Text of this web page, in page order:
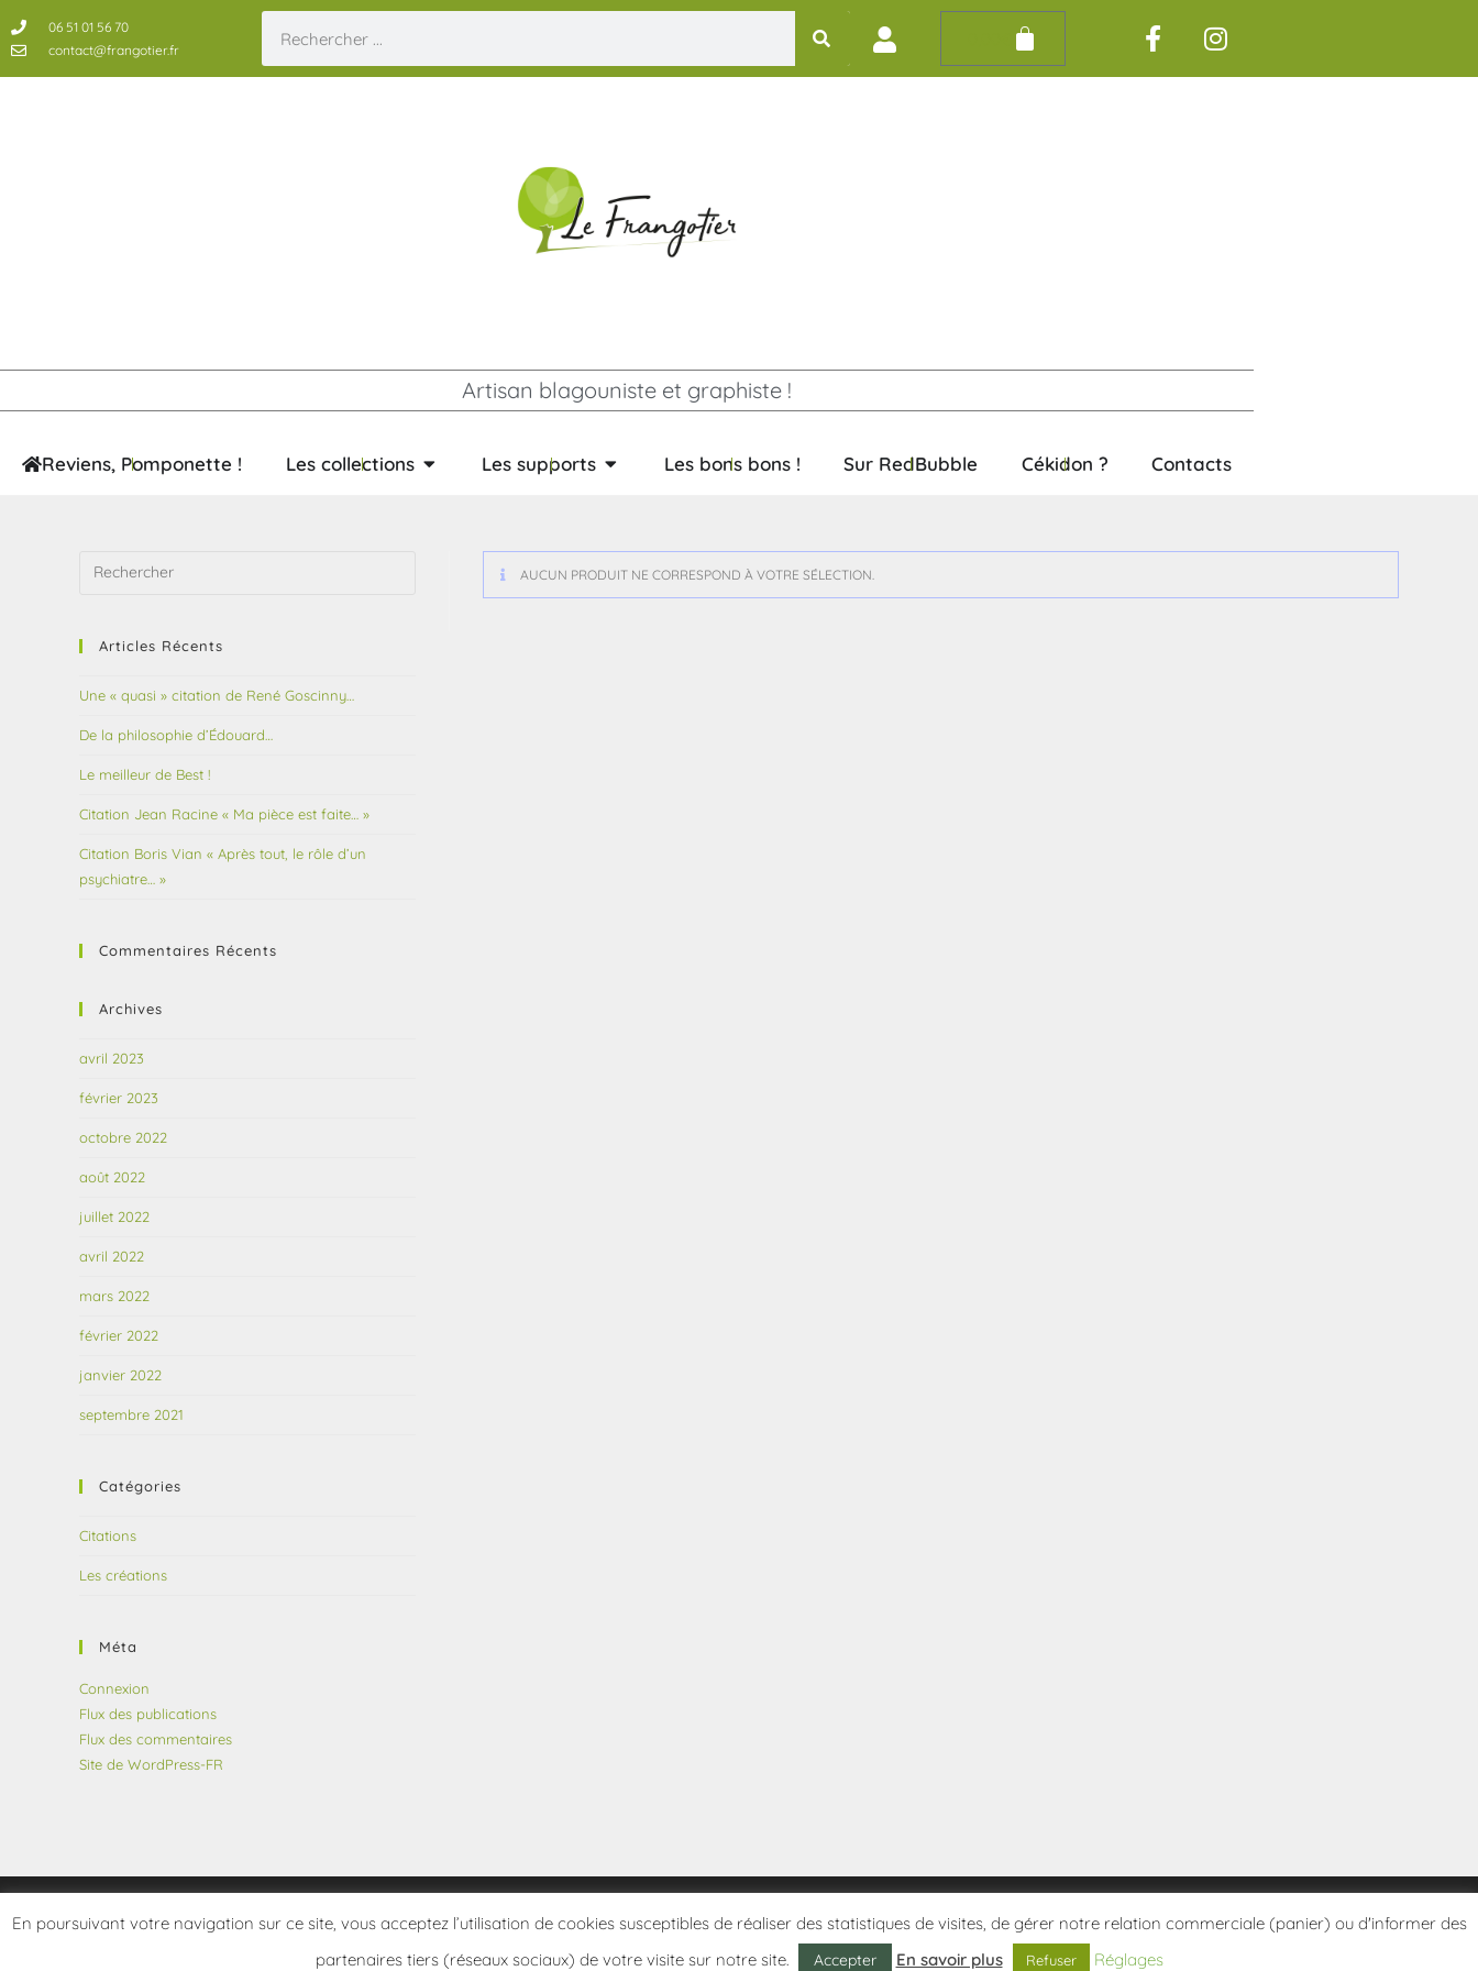
06 51 01 56 70
contact@frangotier.fr
Artisan blagouniste et graphiste !
Reviens, Pomponette ! Les collections Les supports Les bons bons ! Sur RedBubble Cékidon ? Contacts
AUCUN PRODUIT NE CORRESPOND À VOTRE SÉLECTION.
Articles Récents
Une « quasi » citation de René Goscinny…
De la philosophie d’Édouard…
Le meilleur de Best !
Citation Jean Racine « Ma pièce est faite… »
Citation Boris Vian « Après tout, le rôle d’un
psychiatre… »
Commentaires Récents
Archives
avril 2023
février 2023
octobre 2022
août 2022
juillet 2022
avril 2022
mars 2022
février 2022
janvier 2022
septembre 2021
Catégories
Citations
Les créations
Méta
Connexion
Flux des publications
Flux des commentaires
Site de WordPress-FR
Politique de confidentialité
Copyright 2026 - frangotier.fr - Site développé par Le Frangotier
En poursuivant votre navigation sur ce site, vous acceptez l’utilisation de cookies susceptibles de réaliser des statistiques de visites, de gérer notre relation commerciale (panier) ou d'informer des
partenaires tiers (réseaux sociaux) de votre visite sur notre site.
Accepter En savoir plus Refuser Réglages